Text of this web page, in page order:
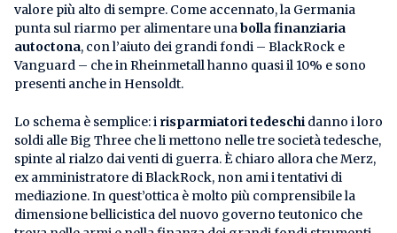
valore più alto di sempre. Come accennato, la Germania
punta sul riarmo per alimentare unabolla finanziaria
autoctona, con l’aiuto dei grandi fondi – BlackRock e
Vanguard – che in Rheinmetall hanno quasi il 10% e sono
presenti anche in Hensoldt.
Lo schema è semplice: i risparmiatori tedeschi danno i loro
soldi alle Big Three che li mettono nelle tre società tedesche,
spinte al rialzo dai venti di guerra. È chiaro allora che Merz,
ex amministratore di BlackRock, non ami i tentativi di
mediazione. In quest’ottica è molto più comprensibile la
dimensione bellicistica del nuovo governo teutonico che